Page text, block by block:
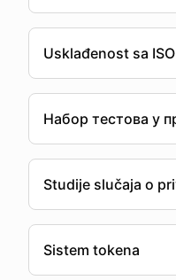
Usklađenost sa
Набор тестова у
Studije slučaja o
Sistem tokena